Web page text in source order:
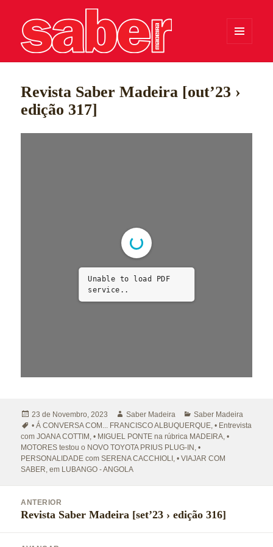
WIDGETS
Revista Saber Madeira [out’23 ›
edição 317]
Unable to load PDF
service..
Publicado
a
23 de Novembro, 2023 Autor
Saber Madeira Categorias
Saber Madeira
Etiquetas
• Á CONVERSA COM... FRANCISCO ALBUQUERQUE,• Entrevista
com JOANA COTTIM ,• MIGUEL PONTE na rúbrica MADEIRA,•
MOTORES testou o NOVO TOYOTA PRIUS PLUG-IN ,•
PERSONALIDADE com SERENA CACCHIOLI ,• VIAJAR COM
SABER,em LUBANGO - ANGOLA
ANTERIOR
Artigo
Revista Saber Madeira [set’23 › edição 316]